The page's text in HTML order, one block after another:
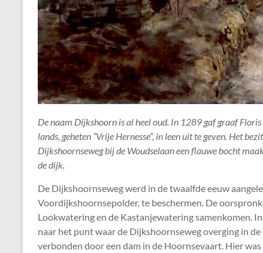
De naam Dijkshoorn is al heel oud. In 1289 gaf graaf
lands, geheten ”Vrije Hernesse”, in leen uit te geven. Het
Dijkshoornseweg bij de Woudselaan een flauwe bocht
de dijk.
De Dijkshoornseweg werd in de twaalfde eeuw
Voordijkshoornsepolder, te beschermen. De
Lookwatering en de Kastanjewatering samenkomen.
naar het punt waar de Dijkshoornseweg overging in
verbonden door een dam in de Hoornsevaart. Hier